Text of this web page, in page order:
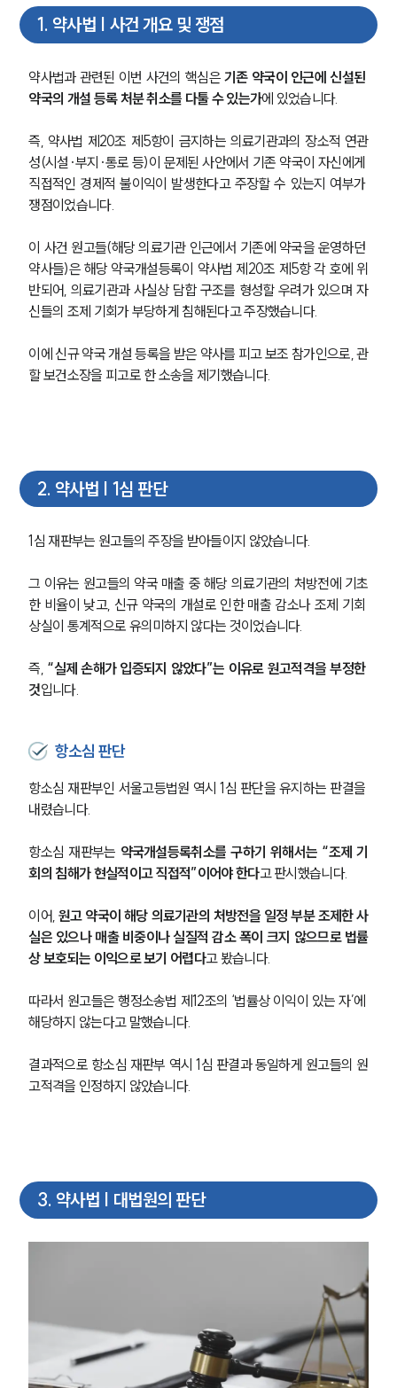
1. 약사법 | 사건 개요 및 쟁점
약사법과 관련된 이번 사건의 핵심은 기존 약국이 인근에 신설된
약국의 개설 등록 처분 취소를 다툴 수 있는가에 있었습니다.
즉, 약사법 제20조 제5항이 금지하는 의료기관과의 장소적 연관
성(시설·부지·통로 등)이 문제된 사안에서 기존 약국이 자신에게
직접적인 경제적 불이익이 발생한다고 주장할 수 있는지 여부가
쟁점이었습니다.
이 사건 원고들(해당 의료기관 인근에서 기존에 약국을 운영하던
약사들)은 해당 약국개설등록이 약사법 제20조 제5항 각 호에 위
반되어, 의료기관과 사실상 담합 구조를 형성할 우려가 있으며 자
신들의 조제 기회가 부당하게 침해된다고 주장했습니다.
이에 신규 약국 개설 등록을 받은 약사를 피고 보조 참가인으로, 관
할 보건소장을 피고로 한 소송을 제기했습니다.
2. 약사법 | 1심 판단
1심 재판부는 원고들의 주장을 받아들이지 않았습니다.
그 이유는 원고들의 약국 매출 중 해당 의료기관의 처방전에 기초
한 비율이 낮고, 신규 약국의 개설로 인한 매출 감소나 조제 기회
상실이 통계적으로 유의미하지 않다는 것이었습니다.
즉, “실제 손해가 입증되지 않았다”는 이유로 원고적격을 부정한
것입니다.
항소심 판단
항소심 재판부인 서울고등법원 역시 1심 판단을 유지하는 판결을
내렸습니다.
항소심 재판부는 약국개설등록취소를 구하기 위해서는 “조제 기
회의 침해가 현실적이고 직접적”이어야 한다고 판시했습니다.
이어, 원고 약국이 해당 의료기관의 처방전을 일정 부분 조제한 사
실은 있으나 매출 비중이나 실질적 감소 폭이 크지 않으므로 법률
상 보호되는 이익으로 보기 어렵다고 봤습니다.
따라서 원고들은 행정소송법 제12조의 ‘법률상 이익이 있는 자’에
해당하지 않는다고 말했습니다.
결과적으로 항소심 재판부 역시 1심 판결과 동일하게 원고들의 원
고적격을 인정하지 않았습니다.
3. 약사법 | 대법원의 판단